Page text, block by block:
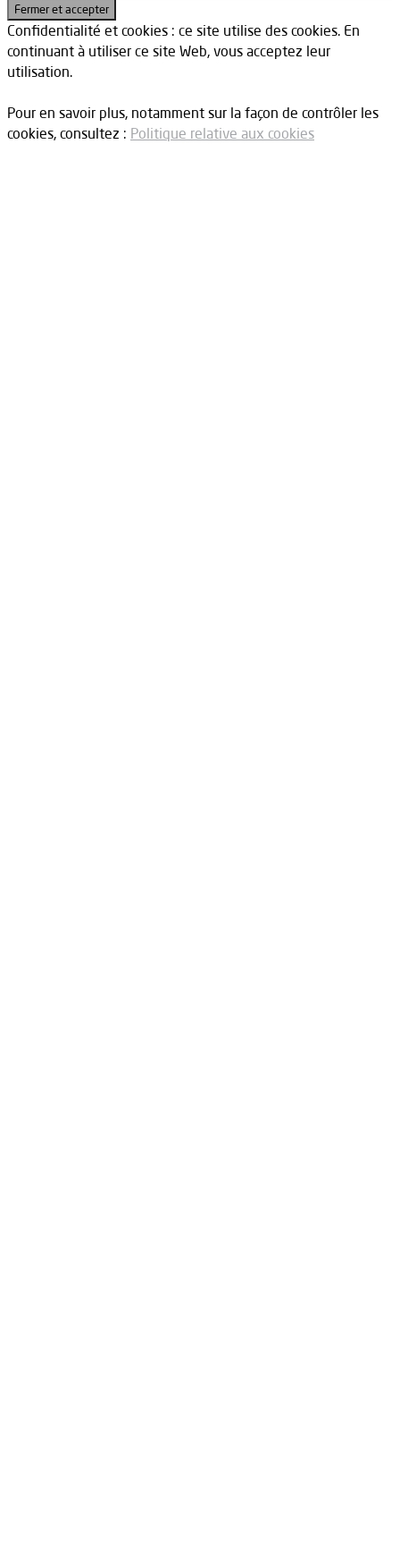
Confidentialité et cookies : ce site utilise des cookies. En
continuant à utiliser ce site Web, vous acceptez leur
utilisation.
Pour en savoir plus, notamment sur la façon de contrôler les
cookies, consultez : Politique relative aux cookies